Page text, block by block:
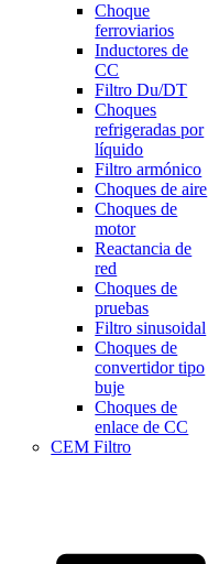
Choque
ferroviarios
Inductores de
CC
Filtro Du/DT
Choques
refrigeradas por
líquido
Filtro armónico
Choques de aire
Choques de
motor
Reactancia de
red
Choques de
pruebas
Filtro sinusoidal
Choques de
convertidor tipo
buje
Choques de
enlace de CC
CEM Filtro